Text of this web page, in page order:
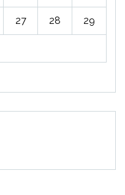
27 28 29